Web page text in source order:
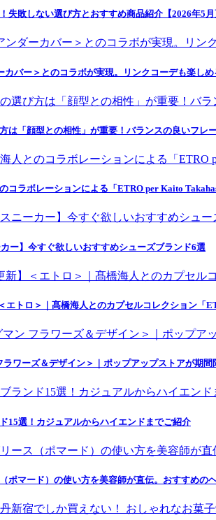
失敗しない選び方とおすすめ商品紹介【2026年5月
カバー＞とのコラボが実現。リンクコーデも楽し
は「顔型との相性」が重要！バランスの良いフレ
コラボレーションによる「ETRO per Kaito
カー】今すぐ欲しいおすすめシューズブランド6選
エトロ＞｜髙橋海人とのカプセルコレクション
ラワーズ＆デザイン＞｜ポップアップストアが期間
15選！カジュアルからハイエンドまでご紹介
ポマード）の使い方を美容師が直伝。おすすめの